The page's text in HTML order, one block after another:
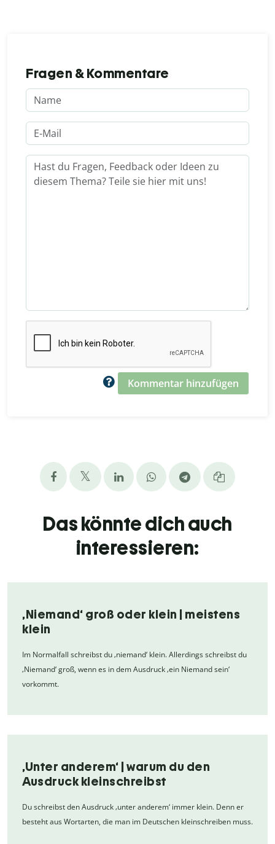
Fragen & Kommentare
Kommentar hinzufügen
Das könnte dich auch
interessieren:
‚Niemand‘ groß oder klein | meistens
klein
Im Normalfall schreibst du ‚niemand‘ klein. Allerdings schreibst du
‚Niemand‘ groß, wenn es in dem Ausdruck ‚ein Niemand sein‘
vorkommt.
‚Unter anderem‘ | warum du den
Ausdruck kleinschreibst
Du schreibst den Ausdruck ‚unter anderem‘ immer klein. Denn er
besteht aus Wortarten, die man im Deutschen kleinschreiben muss.